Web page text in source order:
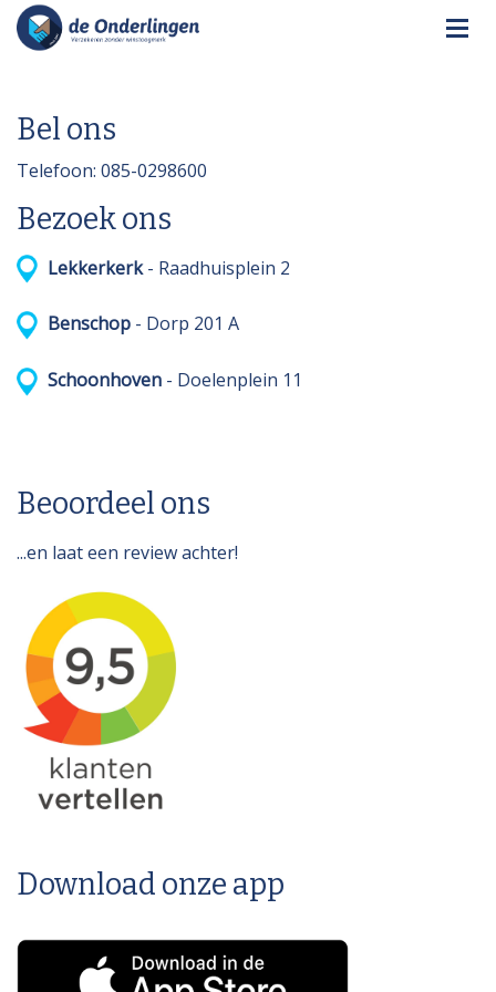
Bel ons
Telefoon: 085-0298600
Bezoek ons
Lekkerkerk- Raadhuisplein 2
Benschop - Dorp 201 A
Schoonhoven - Doelenplein 11
Beoordeel ons
...en laat een review achter!
Download onze app